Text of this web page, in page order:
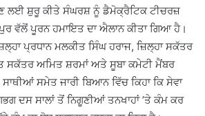
ਲਈ ਸ਼ੁਰੂ ਕੀਤੇ ਸੰਘਰਸ਼ ਨੂੰ ਡੈਮੋਕ੍ਰੈਟਿਕ ਟੀਚਰਜ਼
ਵੱਲੋਂ ਪੂਰਨ ਹਮਾਇਤ ਦਾ ਐਲਾਨ ਕੀਤਾ ਗਿਆ ਹੈ।
ਪ੍ਰਧਾਨ ਮਲਕੀਤ ਸਿੰਘ ਹਰਾਜ, ਜ਼ਿਲ੍ਹਾ ਸਕੱਤਰ
ਸਕੱਤਰ ਅਮਿਤ ਸ਼ਰਮਾਂ ਅਤੇ ਸੂਬਾ ਕਮੇਟੀ ਮੈਂਬਰ
ਸਮੇਤ ਜਾਰੀ ਬਿਆਨ ਵਿੱਚ ਕਿਹਾ ਕਿ ਸੇਵਾ
ਦਸ ਸਾਲਾਂ ਤੋਂ ਨਿਗੂਣੀਆਂ ਤਨਖਾਹਾਂ ’ਤੇ ਕੰਮ ਕਰ